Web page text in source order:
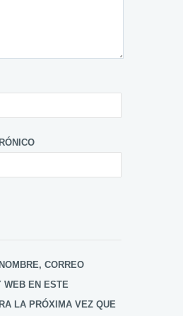
CORREO
WEB EN ESTE
LA PRÓXIMA VEZ QUE